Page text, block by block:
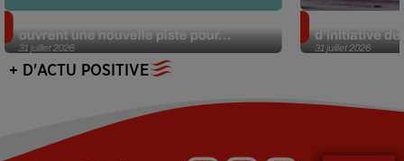
31 juillet 2026
ouvrent une nouvelle piste pour...
31 juillet 2026
d’initiative
+ D'ACTU POSITIVE